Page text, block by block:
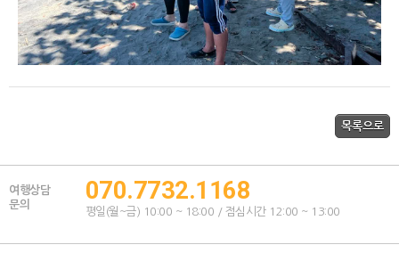
여행상담
문의
070.7732.1168
평일(월~금) 10:00 ~ 18:00 / 점심시간 12:00 ~ 13:00